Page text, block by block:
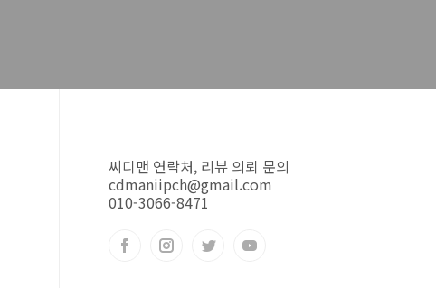
씨디맨 연락처, 리뷰 의뢰 문의
cdmaniipch@gmail.com
010-3066-8471